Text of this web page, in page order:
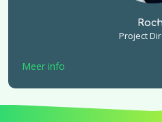
Project
Meer info